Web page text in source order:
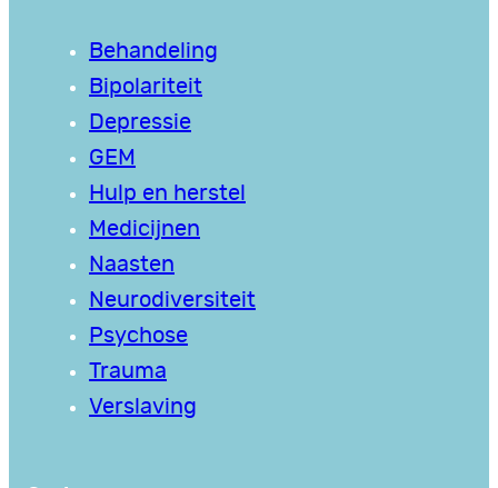
Behandeling
Bipolariteit
Depressie
GEM
Hulp en herstel
Medicijnen
Naasten
Neurodiversiteit
Psychose
Trauma
Verslaving